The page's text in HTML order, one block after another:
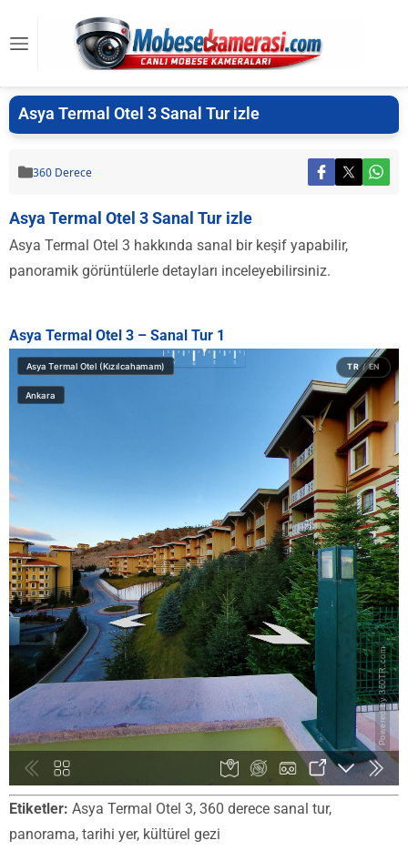
Asya Termal Otel 3 Sanal Tur izle
360 Derece
Asya Termal Otel 3 Sanal Tur izle
Asya Termal Otel 3 hakkında sanal bir keşif yapabilir,
panoramik görüntülerle detayları inceleyebilirsiniz.
Asya Termal Otel 3 – Sanal Tur 1
Etiketler: Asya Termal Otel 3, 360 derece sanal tur,
panorama, tarihi yer, kültürel gezi